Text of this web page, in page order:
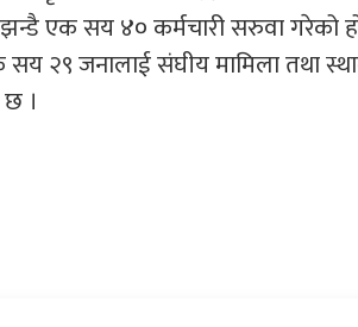
एक सय ४० कर्मचारी सरुवा गरेको
२९ जनालाई संघीय मामिला तथा
।